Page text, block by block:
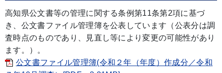
高知県公文書等の管理に関する条例第11条第2項に基づ
き、公文書ファイル管理簿を公表しています（公表分は調
査時点のものであり、見直し等により変更の可能性があり
ます。）。
公文書ファイル管理簿(令和２年（年度）作成分／令和